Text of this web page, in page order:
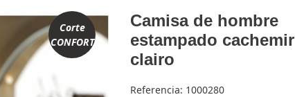
Corte
CONFORT
Camisa de hombre
estampado cachemir
clairo
Referencia: 1000280